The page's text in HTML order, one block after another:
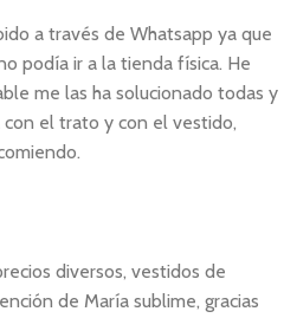
a través de Whatsapp ya que
podía ir a la tienda física. He
me las ha solucionado todas y
el trato y con el vestido,
diversos, vestidos de
de María sublime, gracias